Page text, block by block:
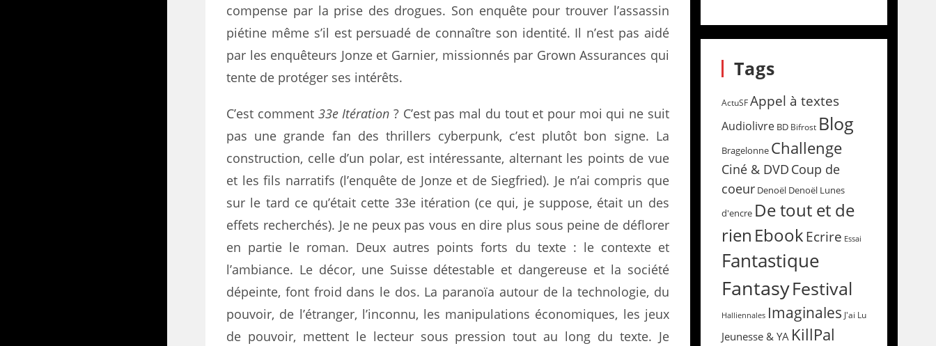
compense par la prise des drogues. Son enquête pour trouver l’assassin
piétine même s’il est persuadé de connaître son identité. Il n’est pas aidé
par les enquêteurs Jonze et Garnier, missionnés par Grown Assurances qui
tente de protéger ses intérêts.
C’est comment 33e Itération ? C’est pas mal du tout et pour moi qui ne suit
pas une grande fan des thrillers cyberpunk, c’est plutôt bon signe. La
construction, celle d’un polar, est intéressante, alternant les points de vue
et les fils narratifs (l’enquête de Jonze et de Siegfried). Je n’ai compris que
sur le tard ce qu’était cette 33e itération (ce qui, je suppose, était un des
effets recherchés). Je ne peux pas vous en dire plus sous peine de déflorer
en partie le roman. Deux autres points forts du texte : le contexte et
l’ambiance. Le décor, une Suisse détestable et dangereuse et la société
dépeinte, font froid dans le dos. La paranoïa autour de la technologie, du
pouvoir, de l’étranger, l’inconnu, les manipulations économiques, les jeux
de pouvoir, mettent le lecteur sous pression tout au long du texte. Je
Tags
ActuSF Appel à textes
Audiolivre BD Bifrost Blog
Bragelonne Challenge
Ciné & DVD Coup de
coeur Denoël Denoël Lunes
d'encre De tout et de
rien EbookEcrire Essai
Fantastique
FantasyFestival
Halliennales Imaginales J'ai Lu
Jeunesse & YA KillPal